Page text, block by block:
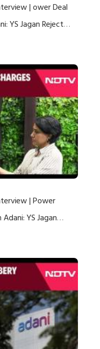
| ower Deal
YS Jagan Rejects
| Power
YS Jagan